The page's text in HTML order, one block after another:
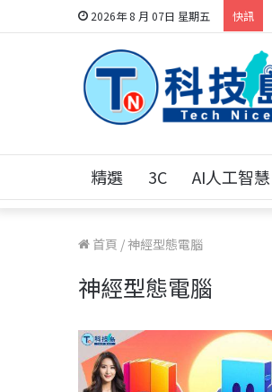
2026年 8 月 07日 星期五 快訊
精選 3C AI人工智慧
首頁 /神經型態電腦
神經型態電腦